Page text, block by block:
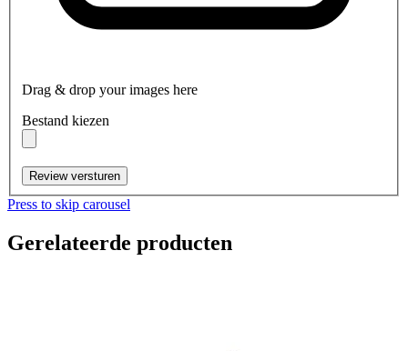
Drag & drop your images here
Bestand kiezen
Review versturen
Press to skip carousel
Gerelateerde producten